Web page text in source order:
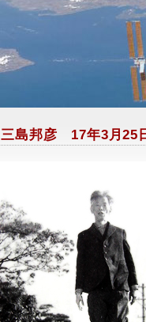
三島邦彦 17年3月25